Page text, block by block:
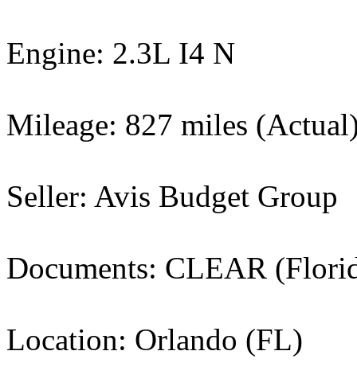
Engine: 2.3L I4 N
Mileage: 827 miles
Seller: Avis Budget Group
Documents: CLEAR
Location: Orlando (FL)